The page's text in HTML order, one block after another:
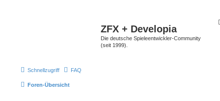
ZFX + Developia
Die deutsche Spieleentwickler-Community
(seit 1999).
Schnellzugriff FAQ
Foren-Übersicht